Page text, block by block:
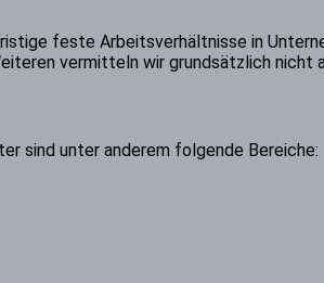
feste Arbeitsverhältnisse in
vermitteln wir grundsätzlich nicht
sind unter anderem folgende Bereiche: